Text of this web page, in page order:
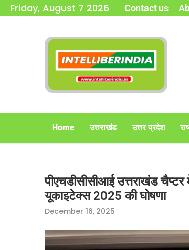
Friday, August 7 2026 Contact us
Home उत्तराखंड उत्तर प्रदेश
पीएचडीसीसीआई उत्तराखंड चैप्टर
यूकाइटेक्स 2025 की घोषणा
December 16, 2025